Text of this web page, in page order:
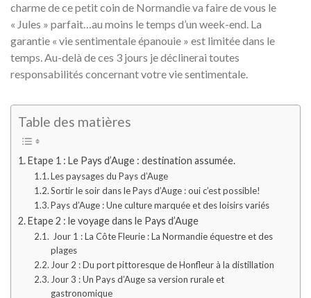
charme de ce petit coin de Normandie va faire de vous le
« Jules » parfait…au moins le temps d’un week-end. La
garantie « vie sentimentale épanouie » est limitée dans le
temps. Au-delà de ces 3 jours je déclinerai toutes
responsabilités concernant votre vie sentimentale.
Table des matières
Etape 1 : Le Pays d’Auge : destination assumée.
Les paysages du Pays d’Auge
Sortir le soir dans le Pays d’Auge : oui c’est possible!
Pays d’Auge : Une culture marquée et des loisirs variés
Etape 2 : le voyage dans le Pays d’Auge
Jour 1 : La Côte Fleurie : La Normandie équestre et des
plages
Jour 2 : Du port pittoresque de Honfleur à la distillation
Jour 3 : Un Pays d’Auge sa version rurale et
gastronomique